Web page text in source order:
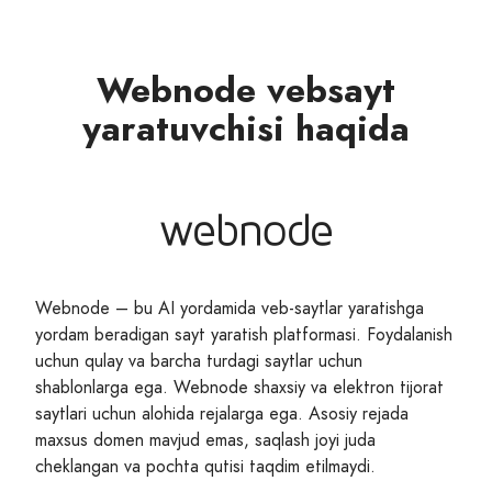
Webnode vebsayt
yaratuvchisi haqida
Webnode – bu AI yordamida veb-saytlar yaratishga
yordam beradigan sayt yaratish platformasi. Foydalanish
uchun qulay va barcha turdagi saytlar uchun
shablonlarga ega. Webnode shaxsiy va elektron tijorat
saytlari uchun alohida rejalarga ega. Asosiy rejada
maxsus domen mavjud emas, saqlash joyi juda
cheklangan va pochta qutisi taqdim etilmaydi.